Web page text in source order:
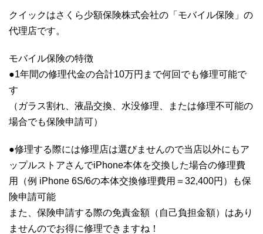
クイックはさくら少額保険株式会社の「モバイル保険」の
代理店です。
モバイル保険の特徴
●1年間の修理代金の合計10万円まで何回でも修理可能で
す
（ガラス割れ、液晶交換、水没修理、または修理不可能の
場合でも保険申請可）
●修理する際には修理店は選びませんので当店以外にもア
ップルストアさんでiPhone本体を交換した場合の修理費
用（例 iPhone 6S/6の本体交換修理費用＝32,400円）も保
険申請可能
また、保険申請する際の免責金額（自己負担金額）はあり
ませんのでお得に修理できますね！